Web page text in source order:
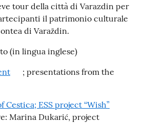
tour della città di Varazdin per
il patrimonio culturale
di Varaždin.
(in lingua inglese)
; presentations from the
ESS project “Wish”
Marina Dukarić, project